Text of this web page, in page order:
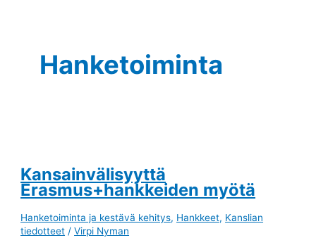
Hanketoiminta
Kansainvälisyyttä
Erasmus+hankkeiden myötä
Hanketoiminta ja kestävä kehitys, Hankkeet, Kanslian
tiedotteet /Virpi Nyman